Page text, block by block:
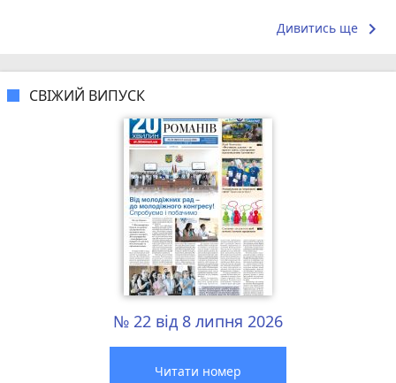
Дивитись ще keyboard_arrow_right
СВІЖИЙ ВИПУСК
№ 22 від 8 липня 2026
Читати номер